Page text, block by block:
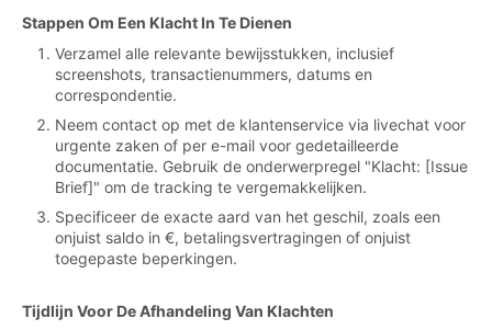
Stappen Om Een Klacht In Te Dienen
Verzamel alle relevante bewijsstukken, inclusief
screenshots, transactienummers, datums en
correspondentie.
Neem contact op met de klantenservice via livechat voor
urgente zaken of per e-mail voor gedetailleerde
documentatie. Gebruik de onderwerpregel "Klacht: [Issue
Brief]" om de tracking te vergemakkelijken.
Specificeer de exacte aard van het geschil, zoals een
onjuist saldo in €, betalingsvertragingen of onjuist
toegepaste beperkingen.
Tijdlijn Voor De Afhandeling Van Klachten